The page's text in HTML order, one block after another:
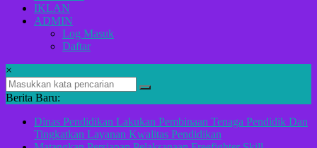
IKLAN
ADMIN
Log Masuk
Daftar
×
Berita Baru:
Dinas Pendidikan Lakukan Pembinaan Tenaga Pendidik Dan
Tingkatkan Layanan Kwalitas Pendidikan